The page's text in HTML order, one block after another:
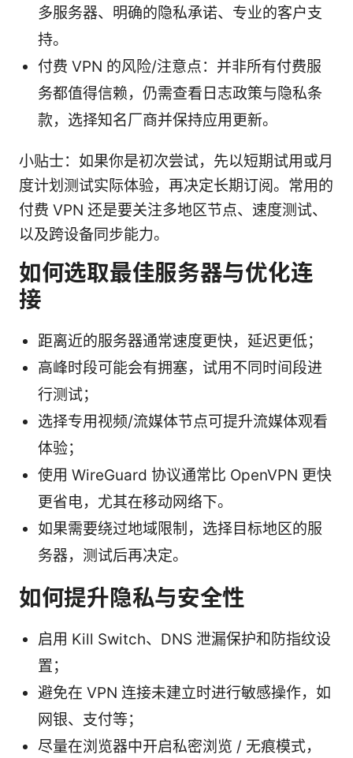
多服务器、明确的隐私承诺、专业的客户支
持。
付费 VPN 的风险/注意点：并非所有付费服
务都值得信赖，仍需查看日志政策与隐私条
款，选择知名厂商并保持应用更新。
小贴士：如果你是初次尝试，先以短期试用或月
度计划测试实际体验，再决定长期订阅。常用的
付费 VPN 还是要关注多地区节点、速度测试、
以及跨设备同步能力。
如何选取最佳服务器与优化连
接
距离近的服务器通常速度更快，延迟更低；
高峰时段可能会有拥塞，试用不同时间段进
行测试；
选择专用视频/流媒体节点可提升流媒体观看
体验；
使用 WireGuard 协议通常比 OpenVPN 更快
更省电，尤其在移动网络下。
如果需要绕过地域限制，选择目标地区的服
务器，测试后再决定。
如何提升隐私与安全性
启用 Kill Switch、DNS 泄漏保护和防指纹设
置；
避免在 VPN 连接未建立时进行敏感操作，如
网银、支付等；
尽量在浏览器中开启私密浏览 / 无痕模式，